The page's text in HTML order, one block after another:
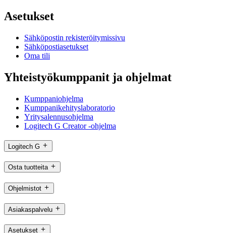
Asetukset
Sähköpostin rekisteröitymissivu
Sähköpostiasetukset
Oma tili
Yhteistyökumppanit ja ohjelmat
Kumppaniohjelma
Kumppanikehityslaboratorio
Yritysalennusohjelma
Logitech G Creator -ohjelma
Logitech G
Osta tuotteita
Ohjelmistot
Asiakaspalvelu
Asetukset